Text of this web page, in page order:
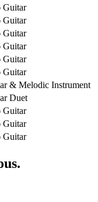
Guitar
Guitar
Guitar
Guitar
Guitar
Guitar
& Melodic Instrument
Duet
Guitar
Guitar
Guitar